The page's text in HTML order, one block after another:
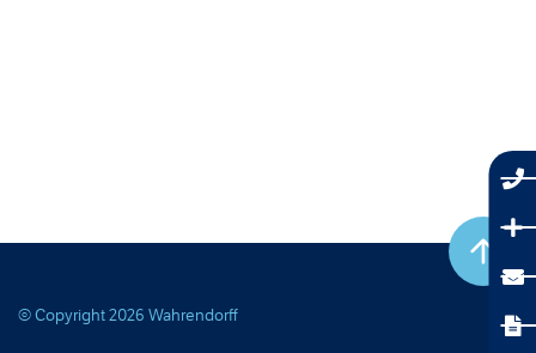
© Copyright 2026 Wahrendorff